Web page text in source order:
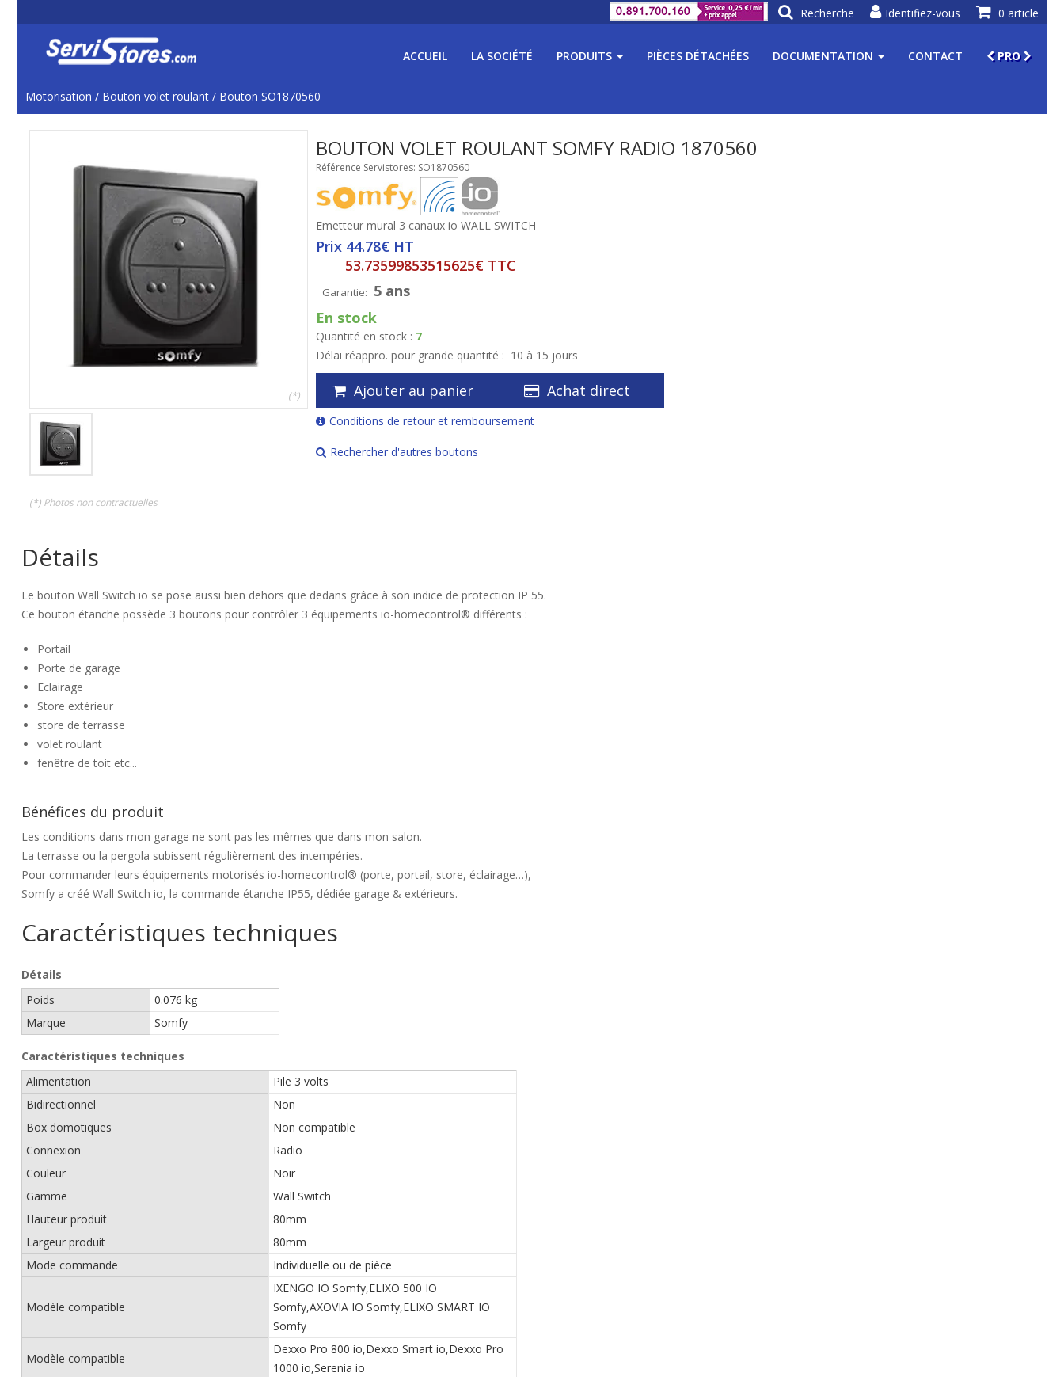
ACCUEIL LA SOCIÉTÉ PRODUITS PIÈCES DÉTACHÉES DOCUMENTATION CONTACT PRO
Motorisation / Bouton volet roulant / Bouton SO1870560
(*)
(*) Photos non contractuelles
BOUTON VOLET ROULANT SOMFY RADIO 1870560
Référence Servistores: SO1870560
Emetteur mural 3 canaux io WALL SWITCH
Prix 44.78€ HT
53.73599853515625€ TTC
Garantie: 5 ans
En stock
Quantité en stock : 7
Délai réappro. pour grande quantité : 10 à 15 jours
Ajouter au panier Achat direct
Conditions de retour et remboursement
Rechercher d'autres boutons
Détails
Le bouton Wall Switch io se pose aussi bien dehors que dedans grâce à son indice de protection IP 55.
Ce bouton étanche possède 3 boutons pour contrôler 3 équipements io-homecontrol® différents :
Portail
Porte de garage
Eclairage
Store extérieur
store de terrasse
volet roulant
fenêtre de toit etc...
Bénéfices du produit
Les conditions dans mon garage ne sont pas les mêmes que dans mon salon.
La terrasse ou la pergola subissent régulièrement des intempéries.
Pour commander leurs équipements motorisés io-homecontrol® (porte, portail, store, éclairage…),
Somfy a créé Wall Switch io, la commande étanche IP55, dédiée garage & extérieurs.
Caractéristiques techniques
Détails
Poids
0.076 kg
Marque
Somfy
Caractéristiques techniques
Alimentation
Pile 3 volts
Bidirectionnel
Non
Box domotiques
Non compatible
Connexion
Radio
Couleur
Noir
Gamme
Wall Switch
Hauteur produit
80mm
Largeur produit
80mm
Mode commande
Individuelle ou de pièce
Modèle compatible
IXENGO IO Somfy,ELIXO 500 IO
Somfy,AXOVIA IO Somfy,ELIXO SMART IO
Somfy
Modèle compatible
Dexxo Pro 800 io,Dexxo Smart io,Dexxo Pro
1000 io,Serenia io
0 article
Identifiez-vous
Recherche